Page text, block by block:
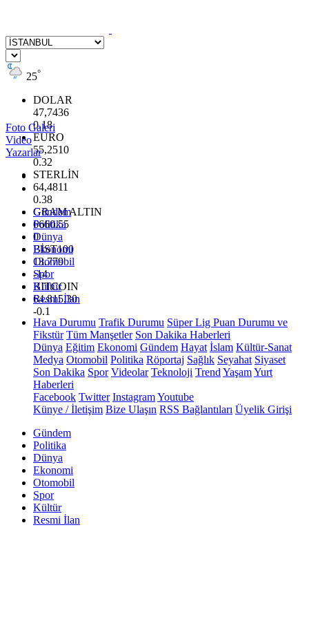
25°
DOLAR
47,7436
0.18
EURO
55,2510
0.32
STERLİN
64,4811
0.38
GRAM ALTIN
6660.55
0
BİST100
13.779
-14
BITCOIN
64.815,30
-0.1
Foto Galeri
Video
Yazarlar
Gündem
Politika
Dünya
Ekonomi
Otomobil
Spor
Kültür
Resmi İlan
Hava Durumu Trafik Durumu Süper Lig Puan Durumu ve
Fikstür Tüm Manşetler Son Dakika Haberleri
Dünya Eğitim Ekonomi Gündem Hayat İslam Kültür-Sanat
Medya Otomobil Politika Röportaj Sağlık Seyahat Siyaset
Son Dakika Spor Videolar Teknoloji Trend YaşamYurt
Haberleri
Facebook Twitter InstagramYoutube
Künye / İletişim Bize Ulaşın RSS Bağlantıları Üyelik Girişi
Gündem
Politika
Dünya
Ekonomi
Otomobil
Spor
Kültür
Resmi İlan